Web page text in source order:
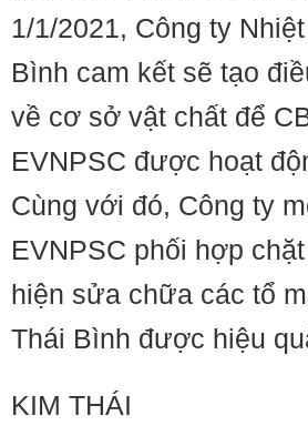
1/1/2021, Công ty
Bình cam kết sẽ tạo
về cơ sở vật chất để
EVNPSC được hoạt
Cùng với đó, Công ty
EVNPSC phối hợp
hiện sửa chữa các tổ
Thái Bình được hiệu
KIM THÁI